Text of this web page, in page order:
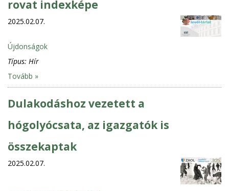
rovat indexképe
2025.02.07.
Újdonságok
Típus: Hír
Tovább »
Dulakodáshoz vezetett a
hógolyócsata, az igazgatók is
összekaptak
2025.02.07.